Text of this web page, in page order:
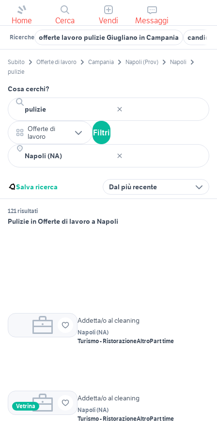
Home Cerca Vendi Messaggi
Ricerche offerte lavoro pulizie Giugliano in Campania
Subito Offerte di lavoro Campania Napoli (Prov)
Napoli
pulizie
Cosa cerchi?
Offerte di
lavoro
Filtri
Salva ricerca Dal più recente
121 risultati
Pulizie in Offerte di lavoro a Napoli
Addetta/o al cleaning
Napoli(NA)
Turismo - RistorazioneAltroPart time
Vetrina
Addetta/o al cleaning
Napoli(NA)
Turismo - RistorazioneAltroPart time